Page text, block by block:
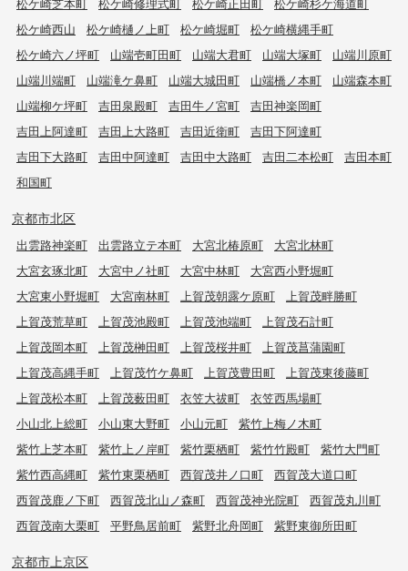
松ケ崎芝本町
松ケ崎修理式町 松ケ崎正田町
松ケ崎杉ケ海道町
松ケ崎西山
松ケ崎樋ノ上町 松ケ崎堀町
松ケ崎横縄手町
松ケ崎六ノ坪町
山端壱町田町 山端大君町 山端大塚町
山端川原町
山端川端町
山端滝ケ鼻町 山端大城田町 山端橋ノ本町
山端森本町
山端柳ケ坪町
吉田泉殿町 吉田牛ノ宮町
吉田神楽岡町
吉田上阿達町
吉田上大路町 吉田近衛町
吉田下阿達町
吉田下大路町
吉田中阿達町 吉田中大路町 吉田二本松町
吉田本町
和国町
京都市北区
出雲路神楽町 出雲路立テ本町 大宮北椿原町
大宮北林町
大宮玄琢北町
大宮中ノ社町 大宮中林町
大宮西小野堀町
大宮東小野堀町
大宮南林町 上賀茂朝露ケ原町
上賀茂畔勝町
上賀茂荒草町
上賀茂池殿町 上賀茂池端町
上賀茂石計町
上賀茂岡本町
上賀茂榊田町 上賀茂桜井町
上賀茂菖蒲園町
上賀茂高縄手町
上賀茂竹ケ鼻町 上賀茂豊田町
上賀茂東後藤町
上賀茂松本町
上賀茂薮田町 衣笠大祓町
衣笠西馬場町
小山北上総町
小山東大野町 小山元町
紫竹上梅ノ木町
紫竹上芝本町
紫竹上ノ岸町 紫竹栗栖町 紫竹竹殿町
紫竹大門町
紫竹西高縄町
紫竹東栗栖町 西賀茂井ノ口町
西賀茂大道口町
西賀茂鹿ノ下町
西賀茂北山ノ森町 西賀茂神光院町
西賀茂丸川町
西賀茂南大栗町
平野鳥居前町 紫野北舟岡町 紫野東御所田町
京都市上京区